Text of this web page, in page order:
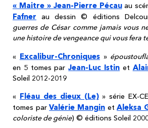
« Maitre » Jean-Pierre Pécauau
Fafner au dessin © éditions
guerres de César comme jamais vous
une histoire de vengeance qui vous fera
« Excalibur-Chroniques»
en 5 tomes parJean-Luc Istin et
Soleil 2012-2019
« Fléau des dieux (Le)» série EX-
tomes parValérie ManginetAleksa
coloriste de génie) © éditions Soleil